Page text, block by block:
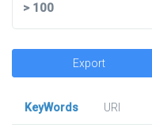
>100
Export
KeyWords
URl